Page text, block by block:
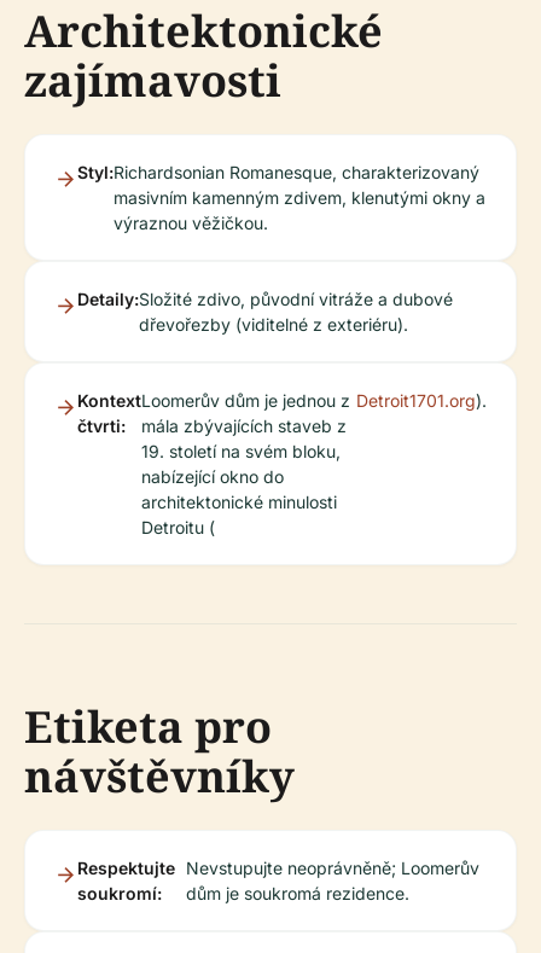
Architektonické
zajímavosti
Styl:Richardsonian Romanesque, charakterizovaný
masivním kamenným zdivem, klenutými okny a
výraznou věžičkou.
Detaily:Složité zdivo, původní vitráže a dubové
dřevořezby (viditelné z exteriéru).
Kontext
čtvrti:
Loomerův dům je jednou z
mála zbývajících staveb z
19. století na svém bloku,
nabízející okno do
architektonické minulosti
Detroitu (
Detroit1701.org).
Etiketa pro
návštěvníky
Respektujte
soukromí:
Nevstupujte neoprávněně; Loomerův
dům je soukromá rezidence.